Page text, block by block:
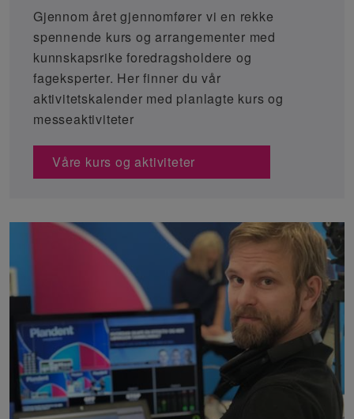
Gjennom året gjennomfører vi en rekke
spennende kurs og arrangementer med
kunnskapsrike foredragsholdere og
fageksperter. Her finner du vår
aktivitetskalender med planlagte kurs og
messeaktiviteter
Våre kurs og aktiviteter